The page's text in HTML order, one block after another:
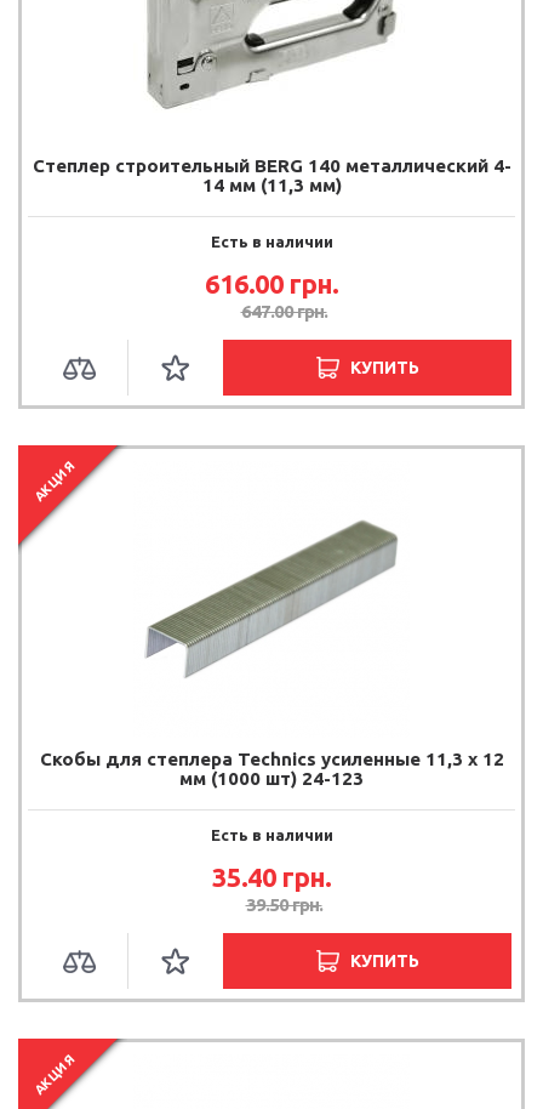
Степлер строительный BERG 140 металлический 4-
14 мм (11,3 мм)
Есть в наличии
616.00 грн.
647.00грн.
КУПИТЬ
АКЦИЯ
Скобы для степлера Technics усиленные 11,3 х 12
мм (1000 шт) 24-123
Есть в наличии
35.40 грн.
39.50грн.
КУПИТЬ
АКЦИЯ